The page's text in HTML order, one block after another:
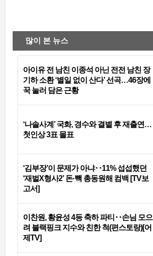
많이 본 뉴스
아이유 전 남친 이종석 아닌 전전 남친 장
기하 소환 ‘별일 없이 산다’ 선곡…46장에
꾹 눌러 담은 근황
‘나솔사계’ 국화, 경수와 결별 후 재출연…
첫인상 3표 몰표
‘김부장’이 문제가 아냐‥11% 섭섭했던
‘재벌X형사2’ 돈·빽 총동원해 컴백 [TV보
고서]
이찬원, 황윤성 4등 축하 파티‥손님 모으
려 블랙핑크 지수와 친한 척(편스토랑)[어
제TV]